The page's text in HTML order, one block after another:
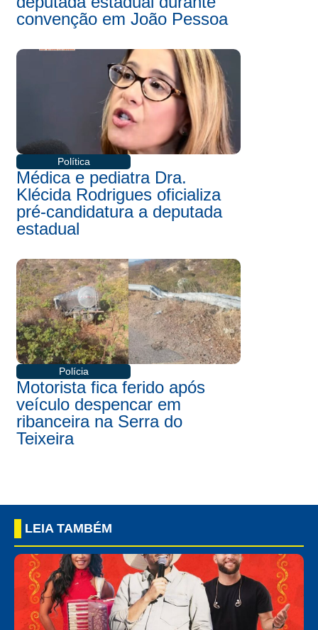
convenção em João Pessoa
Política
Médica e pediatra Dra.
Klécida Rodrigues oficializa
pré-candidatura a deputada
estadual
Polícia
Motorista fica ferido após
veículo despencar em
ribanceira na Serra do
Teixeira
LEIA TAMBÉM